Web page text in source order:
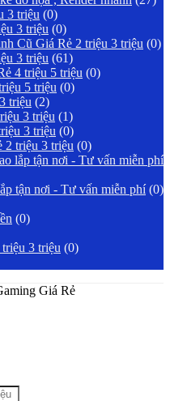
3 triệu (0)
3 triệu (0)
Cũ Giá Rẻ 2 triệu 3 triệu (0)
3 triệu (61)
4 triệu 5 triệu (0)
5 triệu (0)
triệu (2)
3 triệu (1)
3 triệu (0)
2 triệu 3 triệu (0)
lắp tận nơi - Tư vấn miễn phí
tận nơi - Tư vấn miễn phí (0)
(0)
3 triệu (0)
Giá Rẻ